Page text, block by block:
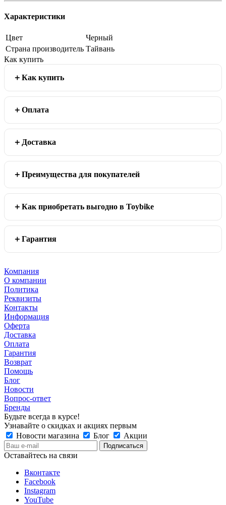
Характеристики
Цвет
Черный
Страна производитель Тайвань
Как купить
Как купить
Оплата
Доставка
Преимущества для покупателей
Как приобретать выгодно в Toybike
Гарантия
Компания
О компании
Политика
Реквизиты
Контакты
Информация
Оферта
Доставка
Оплата
Гарантия
Возврат
Помощь
Блог
Новости
Вопрос-ответ
Бренды
Будьте всегда в курсе!
Узнавайте о скидках и акциях первым
Новости магазина
Блог Акции
Оставайтесь на связи
Вконтакте
Facebook
Instagram
YouTube